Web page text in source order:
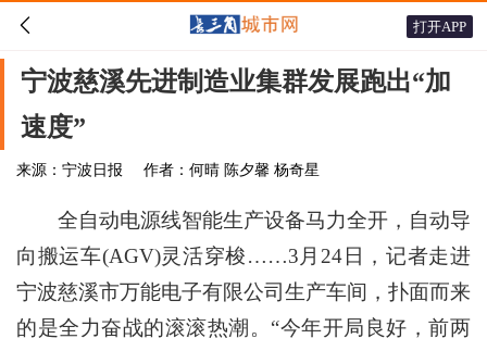
 打开APP
宁波慈溪先进制造业集群发展跑出“加
速度”
来源：宁波日报 作者：何晴 陈夕馨 杨奇星
全自动电源线智能生产设备马力全开，自动导
向搬运车(AGV)灵活穿梭……3月24日，记者走进
宁波慈溪市万能电子有限公司生产车间，扑面而来
的是全力奋战的滚滚热潮。“今年开局良好，前两